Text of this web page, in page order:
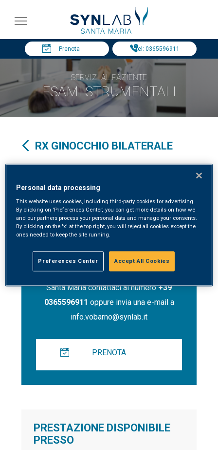
Prenota Tel: 0365596911
SERVIZI AL PAZIENTE
ESAMI STRUMENTALI
RX GINOCCHIO BILATERALE
Contatti
Per prenotare un servizio presso Synlab
Santa Maria contattaci al numero+39
0365596911 oppure invia una e-mail a
info.vobarno@synlab.it
PRENOTA
PRESTAZIONE DISPONIBILE
PRESSO
Personal data processing
This website uses cookies, including third-party cookies for advertising.
By clicking on 'Preferences Center,' you can get more details on how we
and our partners process your personal data and manage your consents.
By clicking on the 'x' at the top right, you will reject all cookies except the
ones needed to keep the site running.
Preferences Center Accept All Cookies